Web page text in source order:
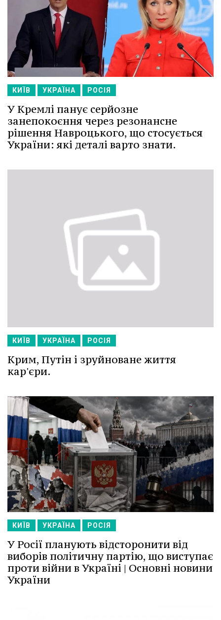
КИЇВ УКРАЇНА РОСІЯ
У Кремлі панує серйозне
занепокоєння через резонансне
рішення Навроцького, що стосується
України: які деталі варто знати.
КИЇВ УКРАЇНА РОСІЯ
Крим, Путін і зруйноване життя
кар'єри.
КИЇВ УКРАЇНА РОСІЯ
У Росії планують відсторонити від
виборів політичну партію, що виступає
проти війни в Україні | Основні новини
України